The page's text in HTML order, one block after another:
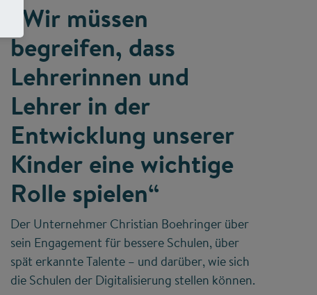
„Wir müssen
begreifen, dass
Lehrerinnen und
Lehrer in der
Entwicklung unserer
Kinder eine wichtige
Rolle spielen“
Der Unternehmer Christian Boehringer über
sein Engagement für bessere Schulen, über
spät erkannte Talente – und darüber, wie sich
die Schulen der Digitalisierung stellen können.